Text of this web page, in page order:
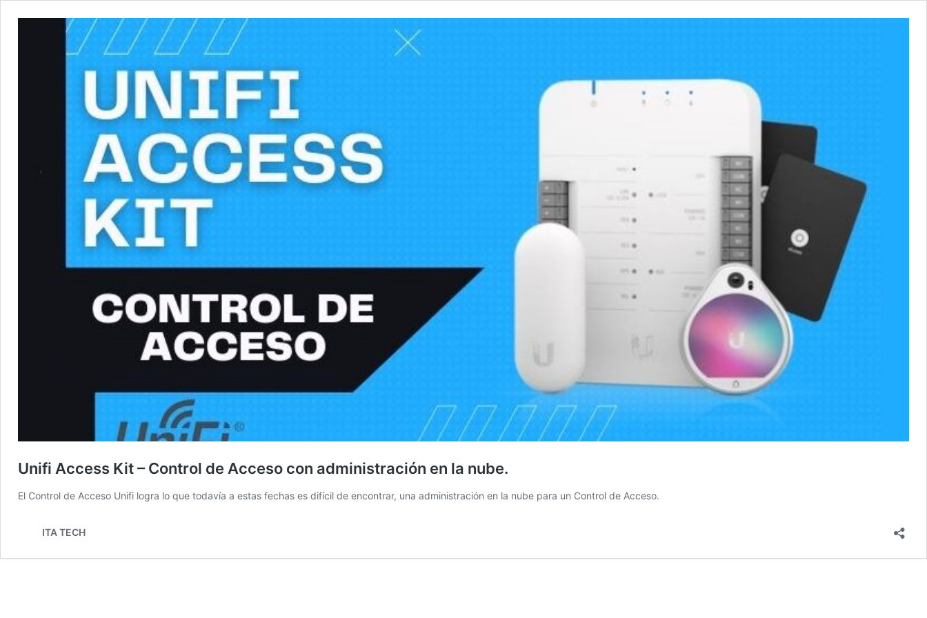
Unifi Access Kit – Control de Acceso con administración en la nube.
El Control de Acceso Unifi logra lo que todavía a estas fechas es difícil de encontrar, una administración en la nube para un Control de Acceso.
ITA TECH